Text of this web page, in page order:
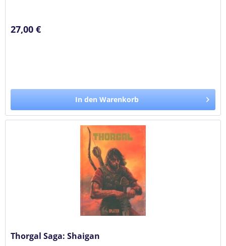
27,00 €
In den Warenkorb
Thorgal Saga: Shaigan